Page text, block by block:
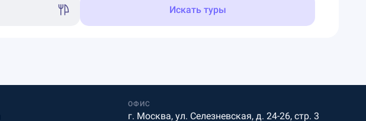
Искать туры
ОФИС
г. Москва, ул. Селезневская, д. 24-26, стр. 3